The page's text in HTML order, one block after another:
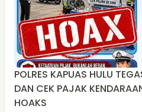
POLRES KAPUAS HULU
DAN CEK PAJAK
HOAKS